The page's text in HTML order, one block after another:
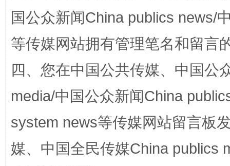
国家大学科技园优化重塑工作
扯下公款旅游的“隐身衣” 如何以
国公众新闻China publics news/
等传媒网站拥有管理笔名和留言
四、您在中国公共传媒、中国公
media/中国公众新闻China
system news等传媒网站留言板
媒、中国全民传媒China publics